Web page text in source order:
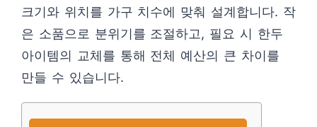
크기와 위치를 가구 치수에 맞춰 설계합니다. 작
은 소품으로 분위기를 조절하고, 필요 시 한두
아이템의 교체를 통해 전체 예산의 큰 차이를
만들 수 있습니다.